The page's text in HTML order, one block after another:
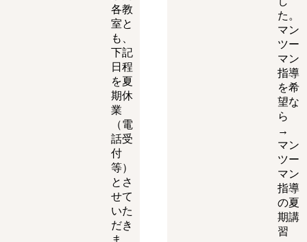
各教
室と
も、
下記
日程
を夏
期休
業
（電
話受
付
等）
とさ
せて
いた
だき
た。
マン
ツー
マン
指導
を希
望な
ら
→
マン
ツー
マン
指導
の夏
期講
習